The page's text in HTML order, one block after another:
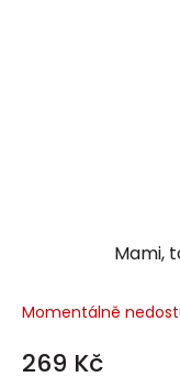
Mami,
Momentálně
269 Kč